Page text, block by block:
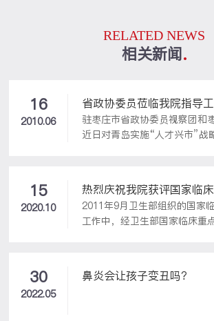
RELATED NEWS
相关新闻
16
2010.06
省政协委员莅临我院指导
驻枣庄市省政协委员视察团和
近日对青岛实施“人才兴市”战
15
2020.10
热烈庆祝我院获评国家临
2011年9月卫生部组织的国家
工作中，经卫生部国家临床重
成为全国耳鼻喉科专业唯一获
科的民营医院，山东省的民营
30
2022.05
鼻炎会让孩子变丑吗？